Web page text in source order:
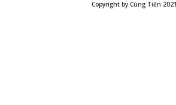
Copyright by Cùng Tiến 2021